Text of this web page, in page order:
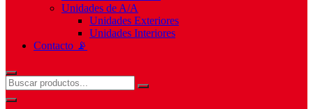
Unidades de A/A
Unidades Exteriores
Unidades Interiores
Contacto 📡